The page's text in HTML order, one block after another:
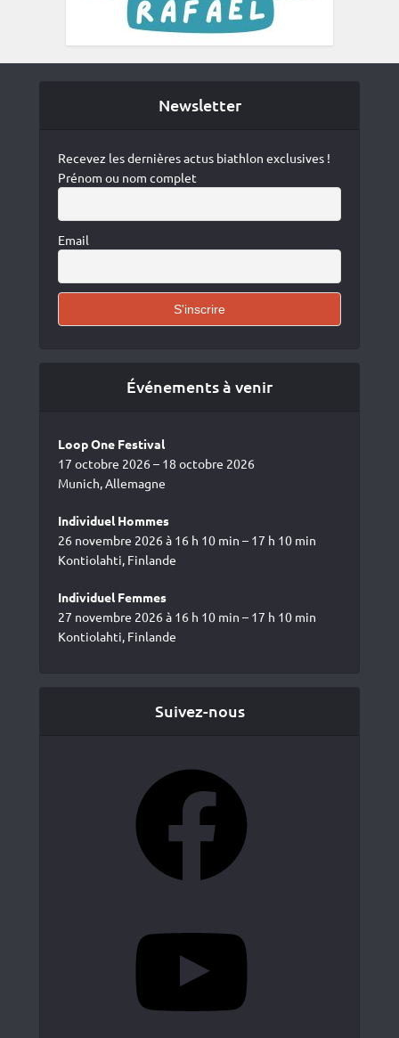
Newsletter
Recevez les dernières actus biathlon exclusives !
Prénom ou nom complet
Email
Événements à venir
Loop One Festival
17 octobre 2026 – 18 octobre 2026
Munich, Allemagne
Individuel Hommes
26 novembre 2026 à 16 h 10 min – 17 h 10 min
Kontiolahti, Finlande
Individuel Femmes
27 novembre 2026 à 16 h 10 min – 17 h 10 min
Kontiolahti, Finlande
Suivez-nous